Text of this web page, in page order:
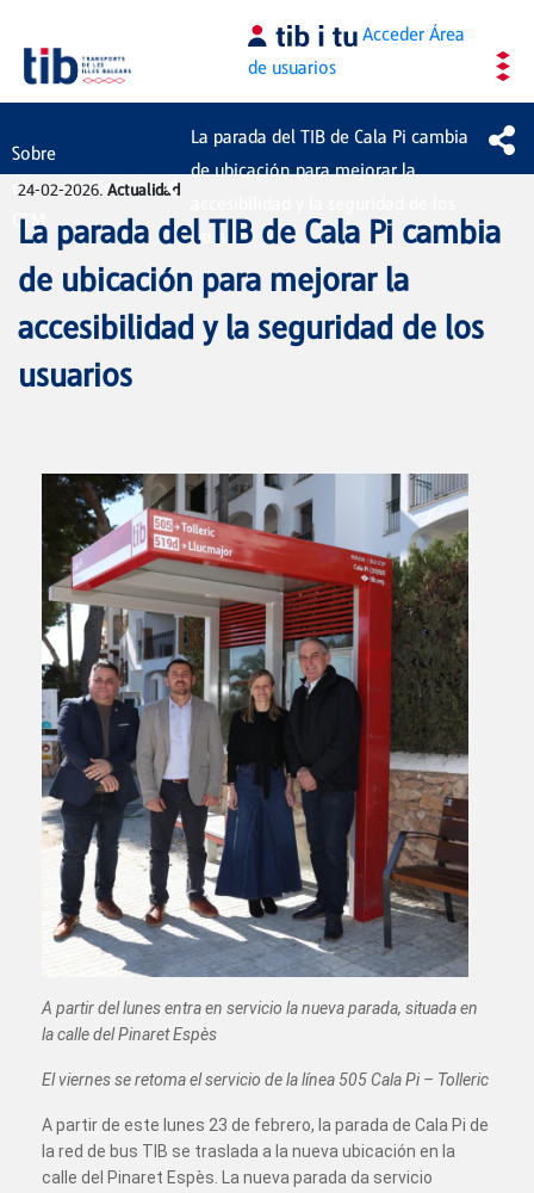
Saltar al contenido principal AccederÁrea
de usuarios
Sobre
el
CTM
Noticias
La parada del TIB de Cala Pi cambia
de ubicación para mejorar la
usuarios
24-02-2026. Actualidad
La parada del TIB de Cala Pi cambia
de ubicación para mejorar la
accesibilidad y la seguridad de los
usuarios
A partir del lunes entra en servicio la nueva parada, situada en
la calle del Pinaret Espès
El viernes se retoma el servicio de la línea 505 Cala Pi – Tolleric
A partir de este lunes 23 de febrero, la parada de Cala Pi de
la red de bus TIB se traslada a la nueva ubicación en la
calle del Pinaret Espès. La nueva parada da servicio